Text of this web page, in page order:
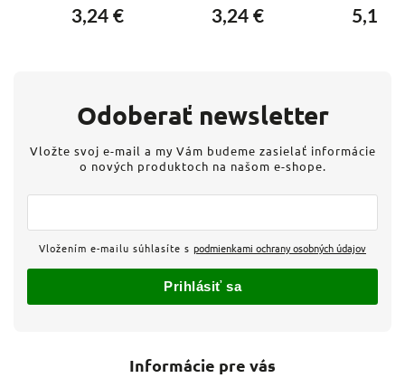
3,24 € 3,24 € 5,10 €
Informácie pre vás
Odoberať newsletter
Vložte svoj e-mail a my Vám budeme zasielať informácie
o nových produktoch na našom e-shope.
Vložením e-mailu súhlasíte s podmienkami ochrany osobných údajov
Prihlásiť sa